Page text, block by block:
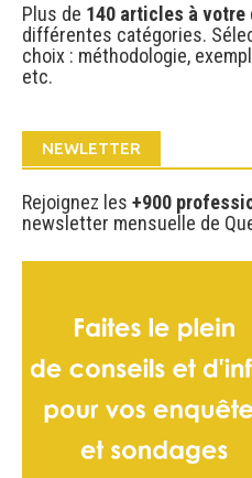
Plus de 140 articles à
différentes catégories.
choix : méthodologie,
etc.
NEWLETTER
Rejoignez les +900
newsletter mensuelle de